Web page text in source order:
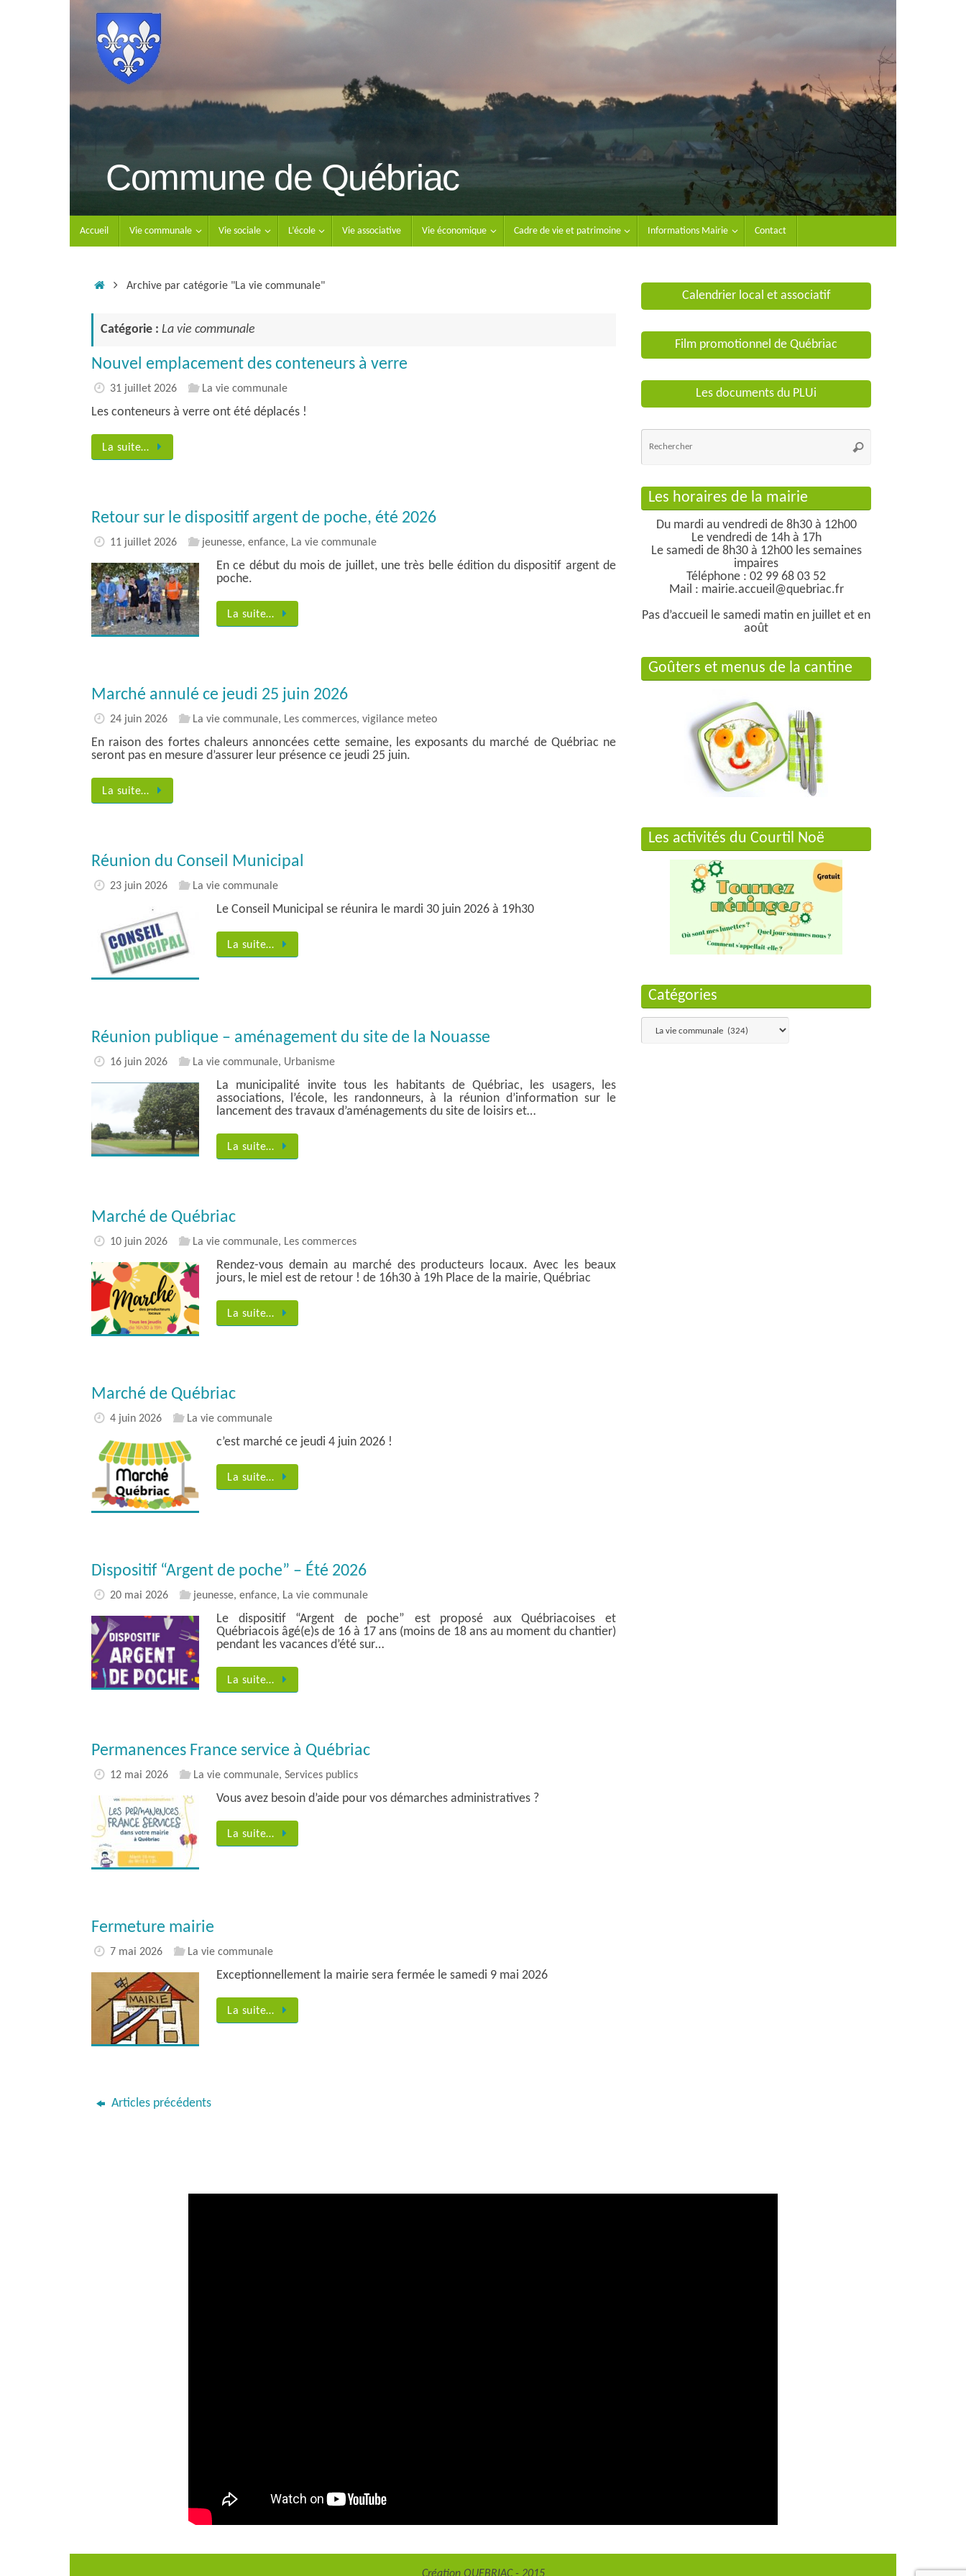
Commune de Québriac
Accueil Vie communale Vie sociale L’école Vie associative Vie économique Cadre de vie et patrimoine Informations Mairie Contact
AccueilArchive par catégorie "La vie communale"
Catégorie : La vie communale
Nouvel emplacement des conteneurs à verre
31 juillet 2026 La vie communale
Les conteneurs à verre ont été déplacés !
La suite…
Retour sur le dispositif argent de poche, été 2026
11 juillet 2026 jeunesse, enfance, La vie communale
En ce début du mois de juillet, une très belle édition du dispositif argent de
poche.
La suite…
Marché annulé ce jeudi 25 juin 2026
24 juin 2026 La vie communale, Les commerces, vigilance meteo
En raison des fortes chaleurs annoncées cette semaine, les exposants du marché de Québriac ne
seront pas en mesure d’assurer leur présence ce jeudi 25 juin.
La suite…
Réunion du Conseil Municipal
23 juin 2026 La vie communale
Le Conseil Municipal se réunira le mardi 30 juin 2026 à 19h30
La suite…
Réunion publique – aménagement du site de la Nouasse
16 juin 2026 La vie communale, Urbanisme
La municipalité invite tous les habitants de Québriac, les usagers, les
associations, l’école, les randonneurs, à la réunion d’information sur le
lancement des travaux d’aménagements du site de loisirs et…
La suite…
Marché de Québriac
10 juin 2026 La vie communale, Les commerces
Rendez-vous demain au marché des producteurs locaux. Avec les beaux
jours, le miel est de retour ! de 16h30 à 19h Place de la mairie, Québriac
La suite…
Marché de Québriac
4 juin 2026 La vie communale
c’est marché ce jeudi 4 juin 2026 !
La suite…
Dispositif “Argent de poche” – Été 2026
20 mai 2026 jeunesse, enfance, La vie communale
Le dispositif “Argent de poche” est proposé aux Québriacoises et
Québriacois âgé(e)s de 16 à 17 ans (moins de 18 ans au moment du chantier)
pendant les vacances d’été sur…
La suite…
Permanences France service à Québriac
12 mai 2026 La vie communale, Services publics
Vous avez besoin d’aide pour vos démarches administratives ?
La suite…
Fermeture mairie
7 mai 2026 La vie communale
Exceptionnellement la mairie sera fermée le samedi 9 mai 2026
La suite…
Articles précédents
Calendrier local et associatif
Film promotionnel de Québriac
Les documents du PLUi
Rechercher
Les horaires de la mairie
Du mardi au vendredi de 8h30 à 12h00
Le vendredi de 14h à 17h
Le samedi de 8h30 à 12h00 les semaines
impaires
Téléphone : 02 99 68 03 52
Mail : mairie.accueil@quebriac.fr
Pas d’accueil le samedi matin en juillet et en
août
Goûters et menus de la cantine
Les activités du Courtil Noë
Catégories
Catégories